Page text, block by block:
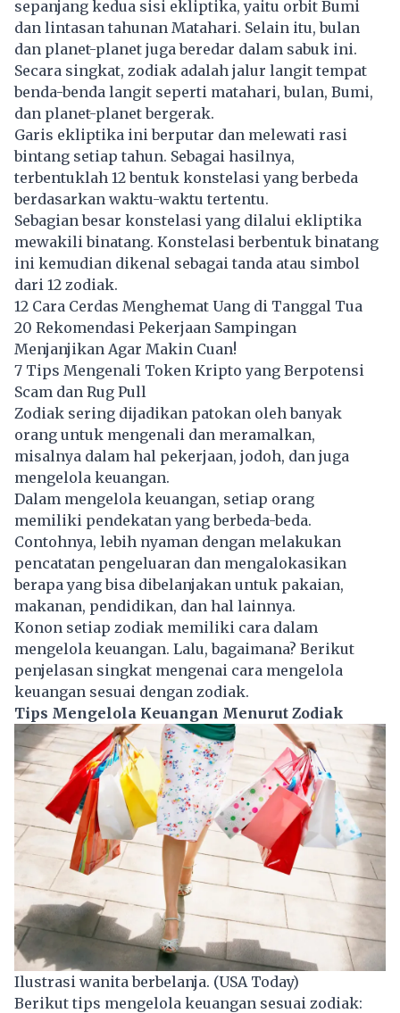
sepanjang kedua sisi ekliptika, yaitu orbit Bumi
dan lintasan tahunan Matahari. Selain itu, bulan
dan planet-planet juga beredar dalam sabuk ini.
Secara singkat, zodiak adalah jalur langit tempat
benda-benda langit seperti matahari, bulan, Bumi,
dan planet-planet bergerak.
Garis ekliptika ini berputar dan melewati rasi
bintang setiap tahun. Sebagai hasilnya,
terbentuklah 12 bentuk konstelasi yang berbeda
berdasarkan waktu-waktu tertentu.
Sebagian besar konstelasi yang dilalui ekliptika
mewakili binatang. Konstelasi berbentuk binatang
ini kemudian dikenal sebagai tanda atau simbol
dari 12 zodiak.
12 Cara Cerdas Menghemat Uang di Tanggal Tua
20 Rekomendasi Pekerjaan Sampingan
Menjanjikan Agar Makin Cuan!
7 Tips Mengenali Token Kripto yang Berpotensi
Scam dan Rug Pull
Zodiak sering dijadikan patokan oleh banyak
orang untuk mengenali dan meramalkan,
misalnya dalam hal pekerjaan, jodoh, dan juga
mengelola keuangan.
Dalam mengelola keuangan, setiap orang
memiliki pendekatan yang berbeda-beda.
Contohnya, lebih nyaman dengan melakukan
pencatatan pengeluaran dan mengalokasikan
berapa yang bisa dibelanjakan untuk pakaian,
makanan, pendidikan, dan hal lainnya.
Konon setiap zodiak memiliki cara dalam
mengelola keuangan. Lalu, bagaimana? Berikut
penjelasan singkat mengenai cara mengelola
keuangan sesuai dengan zodiak.
Tips Mengelola Keuangan Menurut Zodiak
Ilustrasi wanita berbelanja. (USA Today)
Berikut tips mengelola keuangan sesuai zodiak: